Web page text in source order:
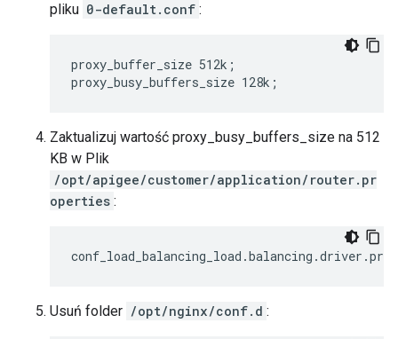
pliku 0-default.conf :
proxy_buffer_size 512k;
proxy_busy_buffers_size 128k;
Zaktualizuj wartość proxy_busy_buffers_size na 512
KB w Plik
/opt/apigee/customer/application/router.pr
operties :
conf_load_balancing_load .balancing .driver .
Usuń folder /opt/nginx/conf.d :